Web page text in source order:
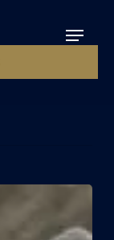
Menú